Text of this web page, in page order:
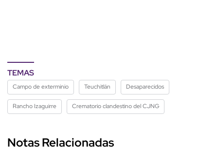
TEMAS
Campo de exterminio Teuchitlán Desaparecidos
Rancho Izaguirre Crematorio clandestino del CJNG
Notas Relacionadas